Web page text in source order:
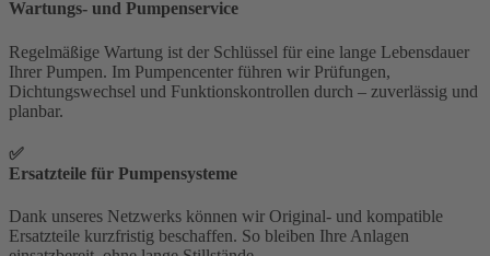
Wartungs- und Pumpenservice
Regelmäßige Wartung ist der Schlüssel für eine lange Lebensdauer
Ihrer Pumpen. Im Pumpencenter führen wir Prüfungen,
Dichtungswechsel und Funktionskontrollen durch – zuverlässig und
planbar.
✅
Ersatzteile für Pumpensysteme
Dank unseres Netzwerks können wir Original- und kompatible
Ersatzteile kurzfristig beschaffen. So bleiben Ihre Anlagen